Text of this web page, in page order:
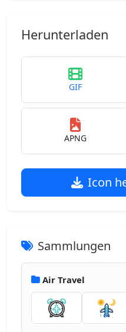
Herunterladen
GIF
APNG
Icon
Sammlungen
Air Travel